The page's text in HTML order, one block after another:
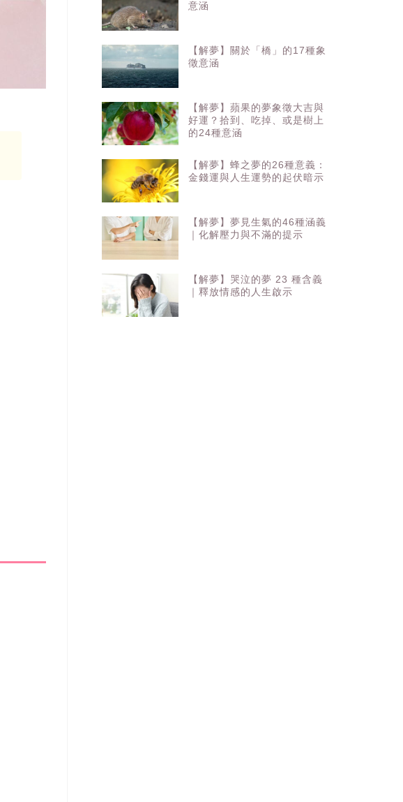
意涵
【解夢】關於「橋」的17種象
徵意涵
【解夢】蘋果的夢象徵大吉與
好運？拾到、吃掉、或是樹上
的24種意涵
【解夢】蜂之夢的26種意義：
金錢運與人生運勢的起伏暗示
【解夢】夢見生氣的46種涵義
｜化解壓力與不滿的提示
【解夢】哭泣的夢 23 種含義
｜釋放情感的人生啟示